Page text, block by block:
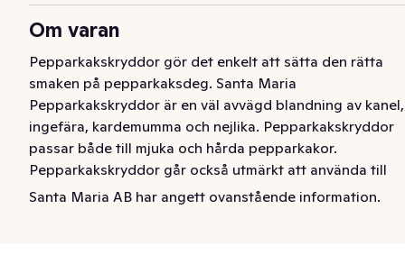
Om varan
Pepparkakskryddor gör det enkelt att sätta den rätta
smaken på pepparkaksdeg. Santa Maria
Pepparkakskryddor är en väl avvägd blandning av kanel,
ingefära, kardemumma och nejlika. Pepparkakskryddor
passar både till mjuka och hårda pepparkakor.
Pepparkakskryddor går också utmärkt att använda till
annat, till exempel gröt, fil eller yoghurt.
Santa Maria AB har angett ovanstående information.